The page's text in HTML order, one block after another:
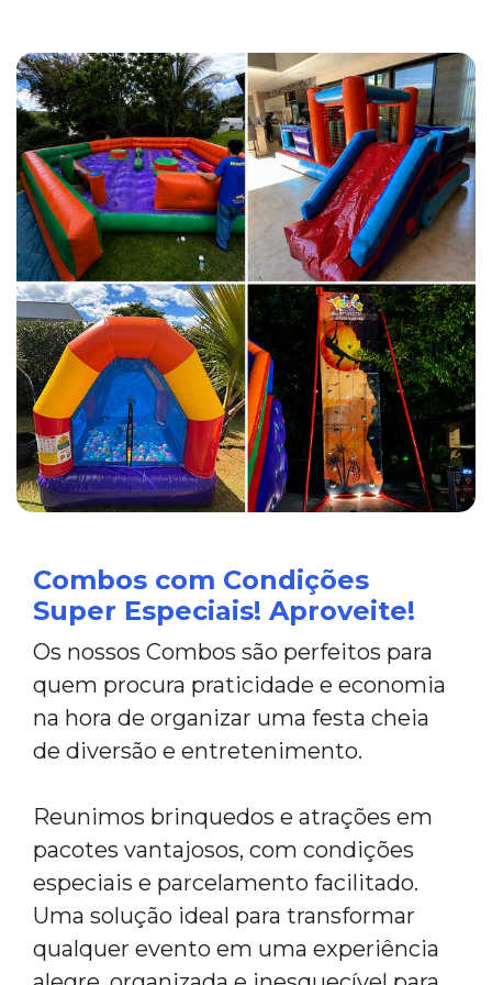
Combos com Condições
Super Especiais! Aproveite!
Os nossos Combos são perfeitos para
quem procura praticidade e economia
na hora de organizar uma festa cheia
de diversão e entretenimento.
Reunimos brinquedos e atrações em
pacotes vantajosos, com condições
especiais e parcelamento facilitado.
Uma solução ideal para transformar
qualquer evento em uma experiência